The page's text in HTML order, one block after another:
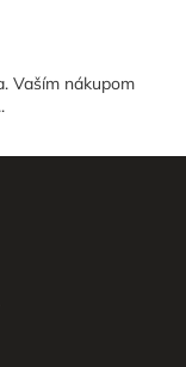
Vaším nákupom